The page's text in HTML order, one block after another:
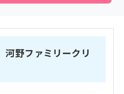
野ファミリークリ